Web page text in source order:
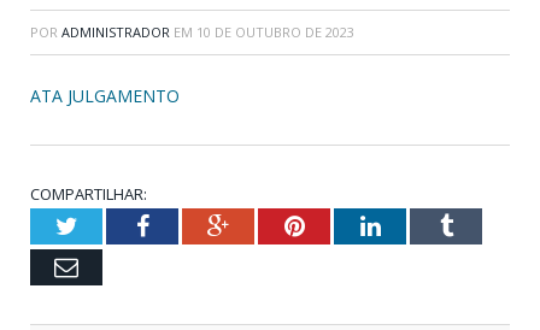
POR ADMINISTRADOR EM 10 DE OUTUBRO DE 2023
ATA JULGAMENTO
COMPARTILHAR:
TwitterFacebookGoogle+PinterestLinkedInTumblr
Email